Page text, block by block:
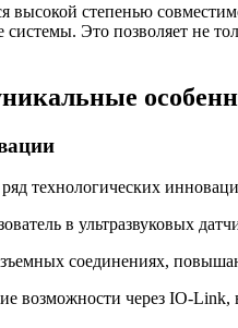
высокой степенью
Это позволяет не
технологических
в ультразвуковых
соединениях,
возможности через IO-Link,